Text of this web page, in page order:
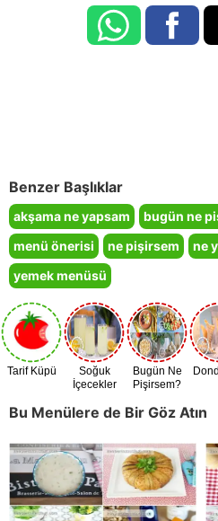
Benzer Başlıklar
akşama ne yapsam bugün ne
menü önerisi
ne pişirsem
ne
yemek menüsü
Tarif Küpü
Soğuk
İçecekler
Bugün Ne
Pişirsem?
Bu Menülere de Bir Göz Atın